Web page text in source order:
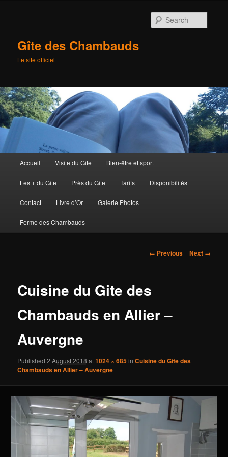
Gîte des Chambauds
Le site officiel
Skip
to
primary
Accueil Visite du Gite Bien-être et sport
Les + du Gite Près du Gite Tarifs Disponibilités
Contact Livre d’Or Galerie Photos
Ferme des Chambauds
Image
← Previous Next →
Cuisine du Gite des
Chambauds en Allier –
Auvergne
Published2 August 2018 at1024 × 685inCuisine du Gite des
Chambauds en Allier – Auvergne